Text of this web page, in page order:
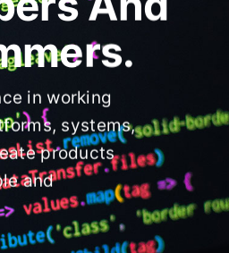
in working
systems,
products
and